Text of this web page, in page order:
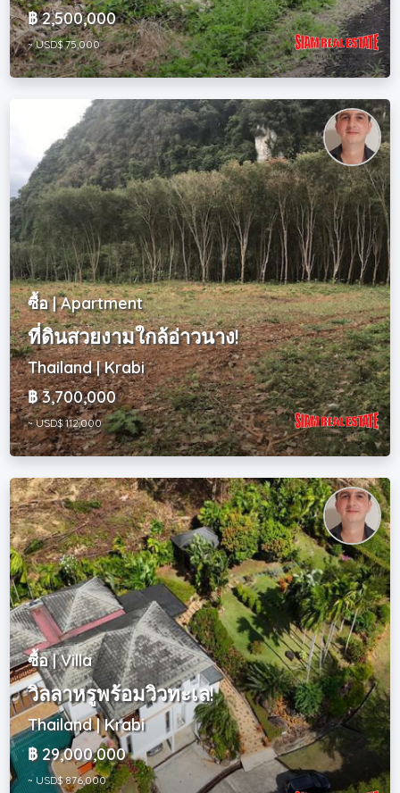
฿ 2,500,000
~ USD$ 75,000
ซื้อ | Apartment
ที่ดินสวยงามใกล้อ่าวนาง!
Thailand | Krabi
฿ 3,700,000
~ USD$ 112,000
ซื้อ | Villa
วิลลาหรูพร้อมวิวทะเล!
Thailand | Krabi
฿ 29,000,000
~ USD$ 876,000